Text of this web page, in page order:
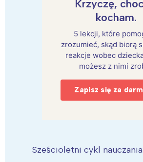
Krzyczę,
kocham.
5 lekcji, które
zrozumieć, skąd biorą
reakcje wobec
możesz z nimi
Zapisz się za
Sześcioletni cykl nauczania.